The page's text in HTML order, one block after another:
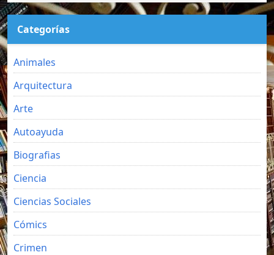
Categorías
Animales
Arquitectura
Arte
Autoayuda
Biografias
Ciencia
Ciencias Sociales
Cómics
Crimen